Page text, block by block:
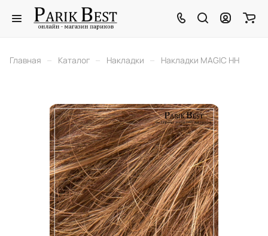
Главная – Каталог – Накладки – Накладки MAGIC HH